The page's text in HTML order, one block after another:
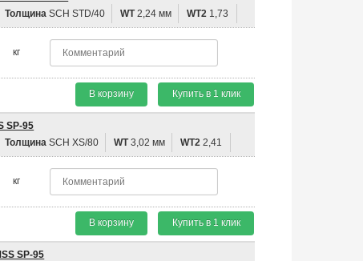
Толщина SCH STD/40 WT2,24 мм WT2 1,73
кг
В корзину Купить в 1 клик
SP-95
Толщина SCH XS/80 WT3,02 мм WT2 2,41
кг
В корзину Купить в 1 клик
SP-95